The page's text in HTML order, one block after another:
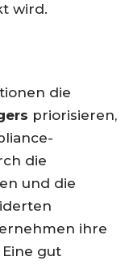
wird.
die
priorisieren,
die
und die
ihre
gut